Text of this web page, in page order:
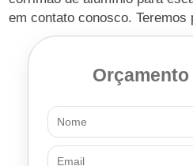
em contato conosco.